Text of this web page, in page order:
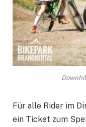
Für alle Rider im
ein Ticket zum